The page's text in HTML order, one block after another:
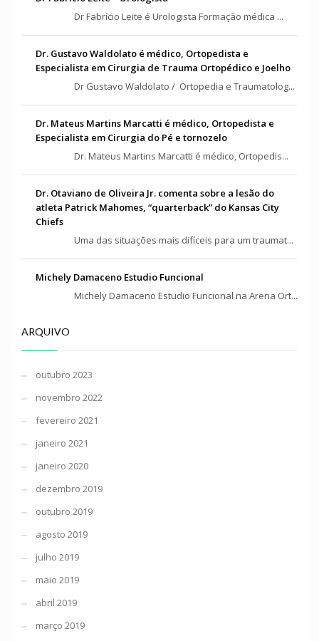
Dr Fabrício Leite é Urologista Formação médica ...
Dr. Gustavo Waldolato é médico, Ortopedista e
Especialista em Cirurgia de Trauma Ortopédico e Joelho
Dr Gustavo Waldolato / Ortopedia e Traumatolog...
Dr. Mateus Martins Marcatti é médico, Ortopedista e
Especialista em Cirurgia do Pé e tornozelo
Dr. Mateus Martins Marcatti é médico, Ortopedis...
Dr. Otaviano de Oliveira Jr. comenta sobre a lesão do
atleta Patrick Mahomes, “quarterback” do Kansas City
Chiefs
Uma das situações mais difíceis para um traumat...
Michely Damaceno Estudio Funcional
Michely Damaceno Estudio Funcional na Arena Ort...
ARQUIVO
outubro 2023
novembro 2022
fevereiro 2021
janeiro 2021
janeiro 2020
dezembro 2019
outubro 2019
agosto 2019
julho 2019
maio 2019
abril 2019
março 2019